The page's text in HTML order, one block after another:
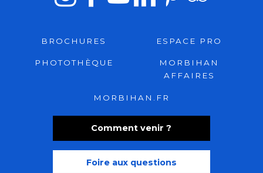
Comment venir ?
Foire aux questions
BROCHURES ESPACE PRO
PHOTOTHÈQUE
MORBIHAN
AFFAIRES
MORBIHAN.FR